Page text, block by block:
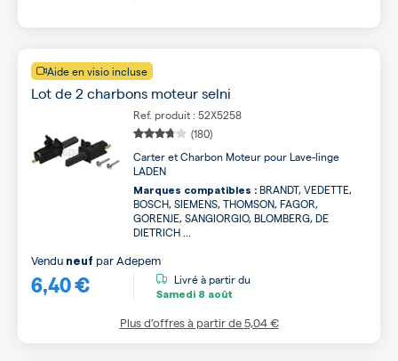
Aide en visio incluse
Lot de 2 charbons moteur selni
Ref. produit : 52X5258
(180)
Carter et Charbon Moteur pour Lave-linge
LADEN
Marques compatibles : BRANDT, VEDETTE,
BOSCH, SIEMENS, THOMSON, FAGOR,
GORENJE, SANGIORGIO, BLOMBERG, DE
DIETRICH ...
6,40 €
Vendu neuf parAdepem
Livré à partir du
Samedi 8 août
Plus d’offres à partir de5,04 €